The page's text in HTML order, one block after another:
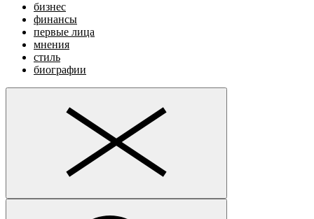
бизнес
финансы
первые лица
мнения
стиль
биографии